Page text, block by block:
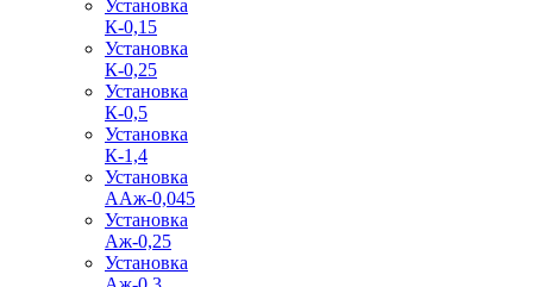
Установка
К-0,15
Установка
К-0,25
Установка
К-0,5
Установка
К-1,4
Установка
ААж-0,045
Установка
Аж-0,25
Установка